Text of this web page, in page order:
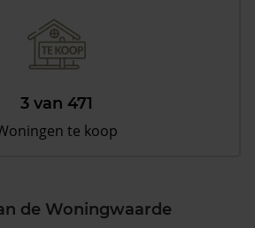
3 van 471
te koop
de Woningwaarde